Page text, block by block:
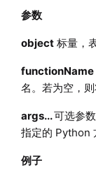
参数
object标量，
functionName
名。若为空，
args...可选参
指定的 Python
例子